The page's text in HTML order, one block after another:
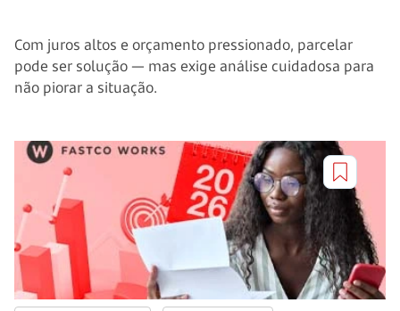
Com juros altos e orçamento pressionado, parcelar
pode ser solução — mas exige análise cuidadosa para
não piorar a situação.